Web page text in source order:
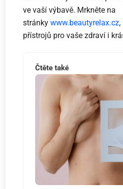
ve vaší výbavě. Mrkněte na
stránkywww.beautyrelax.cz
přístrojů pro vaše zdraví i
Čtěte také